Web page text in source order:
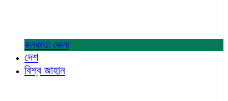
কলকাতা জেলা
দেশ
বিশ্ব জাহান